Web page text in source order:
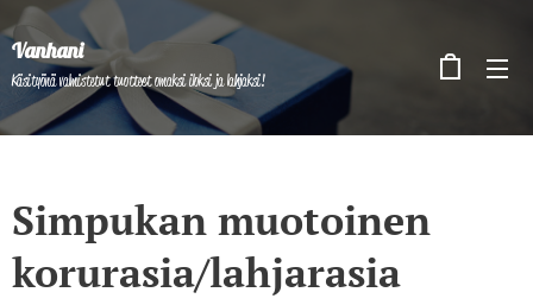
Vanhani
Käsityönä valmistetut tuotteet omaksi iloksi ja lahjaksi!
Simpukan muotoinen
korurasia/lahjarasia